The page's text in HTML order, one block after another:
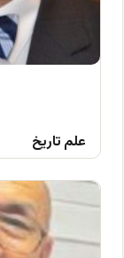
علم تاریخ